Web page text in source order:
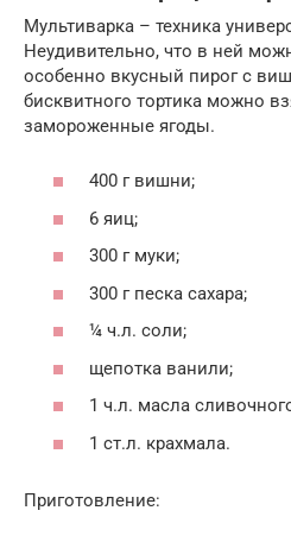
Мультиварка – техника
Неудивительно, что в ней
особенно вкусный пирог с
бисквитного тортика можно
замороженные ягоды.
400 г вишни;
6 яиц;
300 г муки;
300 г песка сахара;
¼ ч.л. соли;
щепотка ванили;
1 ч.л. масла
1 ст.л. крахмала.
Приготовление: